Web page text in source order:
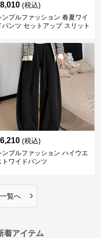
8,010 (税込)
ンプルファッション 春夏ワイ
パンツ セットアップ スリット
6,210 (税込)
ンプルファッション ハイウエ
トワイドパンツ
覧へ ›
着アイテム